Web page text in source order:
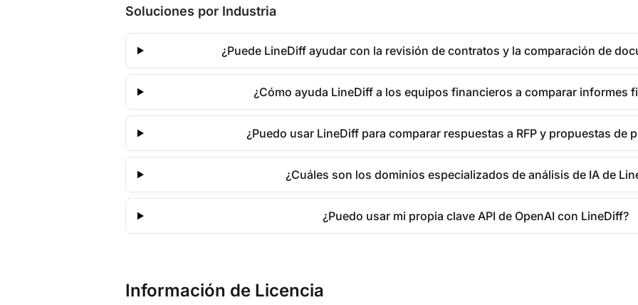
Soluciones por Industria
¿Puede LineDiff ayudar con la revisión de contratos y la comparación de
¿Cómo ayuda LineDiff a los equipos financieros a comparar informes
¿Puedo usar LineDiff para comparar respuestas a RFP y propuestas de
¿Cuáles son los dominios especializados de análisis de IA de
¿Puedo usar mi propia clave API de OpenAI con LineDiff?
Información de Licencia